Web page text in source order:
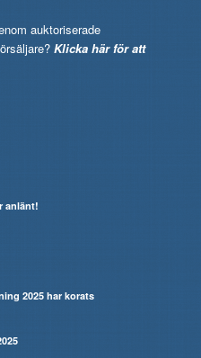
auktoriserade
Klicka här för att
anlänt!
2025 har korats